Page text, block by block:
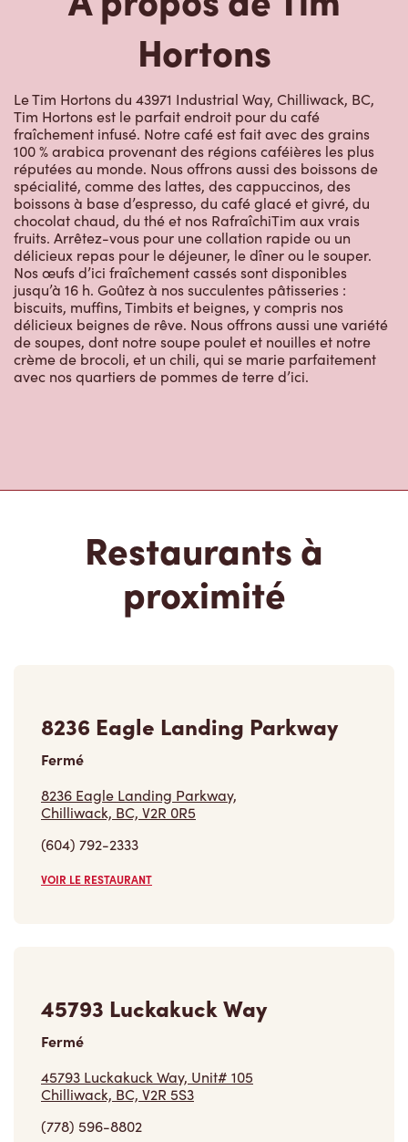
Hortons
Le Tim Hortons du 43971 Industrial Way, Chilliwack, BC,
Tim Hortons est le parfait endroit pour du café
fraîchement infusé. Notre café est fait avec des grains
100 % arabica provenant des régions caféières les plus
réputées au monde. Nous offrons aussi des boissons de
spécialité, comme des lattes, des cappuccinos, des
boissons à base d’espresso, du café glacé et givré, du
chocolat chaud, du thé et nos RafraîchiTim aux vrais
fruits. Arrêtez-vous pour une collation rapide ou un
délicieux repas pour le déjeuner, le dîner ou le souper.
Nos œufs d’ici fraîchement cassés sont disponibles
jusqu’à 16 h. Goûtez à nos succulentes pâtisseries :
biscuits, muffins, Timbits et beignes, y compris nos
délicieux beignes de rêve. Nous offrons aussi une variété
de soupes, dont notre soupe poulet et nouilles et notre
crème de brocoli, et un chili, qui se marie parfaitement
avec nos quartiers de pommes de terre d’ici.
Restaurants à
proximité
8236 Eagle Landing Parkway
Fermé
8236 Eagle Landing Parkway,
Chilliwack, BC, V2R 0R5
(604) 792-2333
VOIR LE RESTAURANT
45793 Luckakuck Way
Fermé
45793 Luckakuck Way, Unit# 105
Chilliwack, BC, V2R 5S3
(778) 596-8802